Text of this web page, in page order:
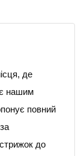
де
нашим
повний
до